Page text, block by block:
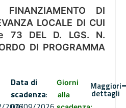
DI
LOCALE DI CUI
73 DEL D. LGS. N.
DI PROGRAMMA
Data di
scadenza:
Giorni
alla
Maggiori
dettagli